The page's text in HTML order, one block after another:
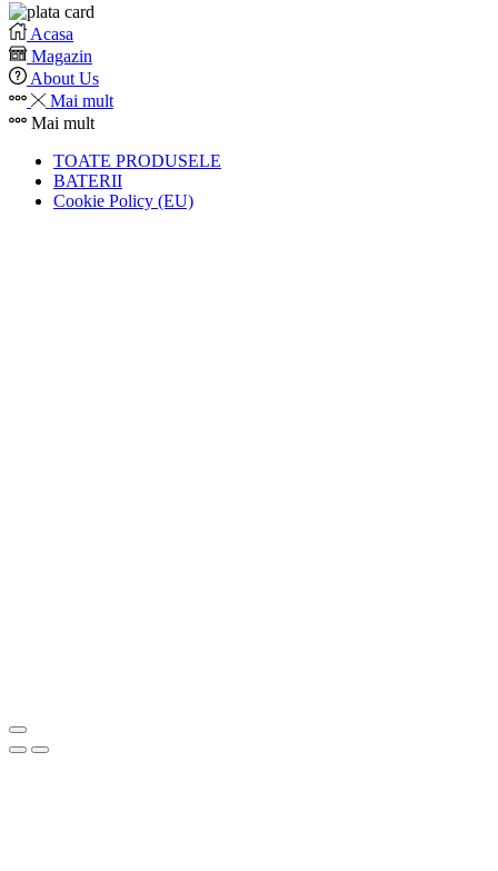
Acasa
Magazin
About Us
Mai mult
Mai mult
TOATE PRODUSELE
BATERII
Cookie Policy (EU)